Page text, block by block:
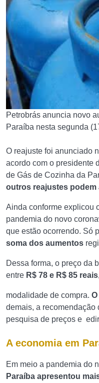
Petrobrás anuncia novo
Paraíba nesta segunda
O reajuste foi anunciado
acordo com o presidente
de Gás de Cozinha da
outros reajustes podem
Ainda conforme explicou
pandemia do novo
que estão ocorrendo. Só
soma dos aumentos
Dessa forma, o preço da
entre R$ 78 e R$ 85 reais
modalidade de compra.
demais, a recomendação
pesquisa de preços e
A economia em
Em meio a pandemia do
Paraíba apresentou